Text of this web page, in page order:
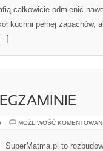
całkowicie odmienić
kuchni pełnej zapachów,
MOŻLIWOŚĆ
SuperMatma.pl to